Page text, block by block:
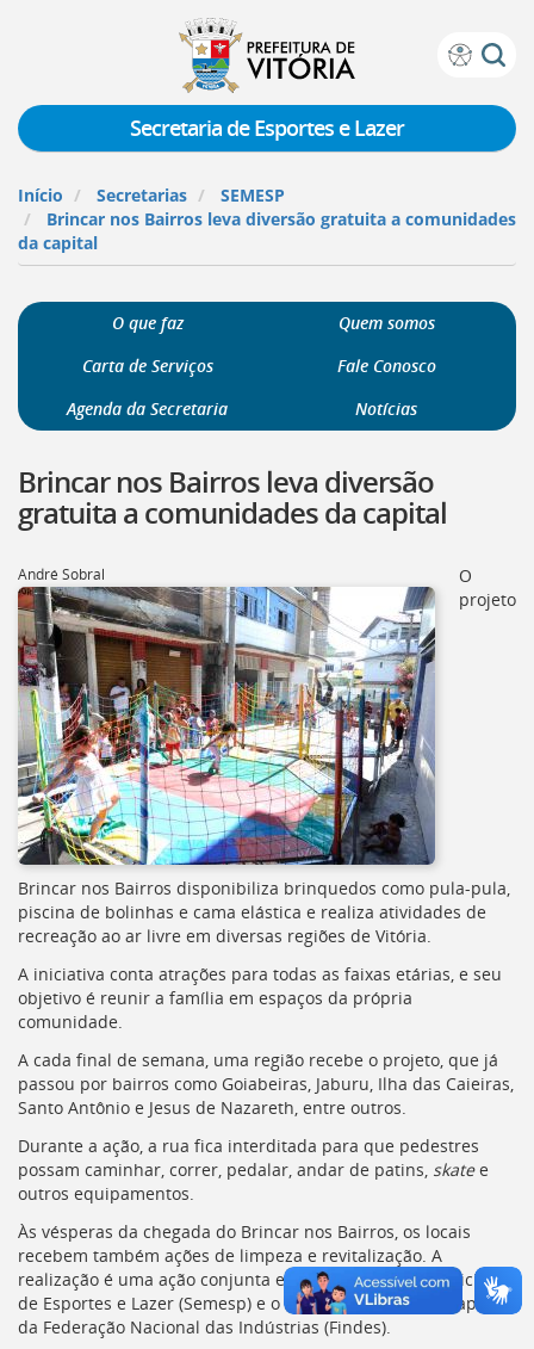
Prefeitura
Vitória
teclado:
para
a
página
de
acessibilidade
para
a
inicial
do
Portal
Ir
para
o
Portal
de
Serviços
[]
Ir
para
a
lista
de
secretarias
[]
Ir
para
página
de
legislação
Ir
para
a
listagem
de
notícias
Ir
para
o
conteúdo
desta
Secretaria de Esportes e Lazer
Início Secretarias
SEMESP
Brincar nos Bairros leva diversão gratuita a comunidades
da capital
O que faz
Quem somos
Carta de Serviços
Fale Conosco
Agenda da Secretaria
Notícias
Brincar nos Bairros leva diversão
gratuita a comunidades da capital
André Sobral
O
projeto
Brincar nos Bairros disponibiliza brinquedos como pula-pula,
piscina de bolinhas e cama elástica e realiza atividades de
recreação ao ar livre em diversas regiões de Vitória.
A iniciativa conta atrações para todas as faixas etárias, e seu
objetivo é reunir a família em espaços da própria
comunidade.
A cada final de semana, uma região recebe o projeto, que já
passou por bairros como Goiabeiras, Jaburu, Ilha das Caieiras,
Santo Antônio e Jesus de Nazareth, entre outros.
Durante a ação, a rua fica interditada para que pedestres
possam caminhar, correr, pedalar, andar de patins, skatee
outros equipamentos.
Às vésperas da chegada do Brincar nos Bairros, os locais
recebem também ações de limpeza e revitalização. A
realização é uma ação conjunta entre a Secretaria Municipal
de Esportes e Lazer (Semesp) e o Programa Terra, com apoio
da Federação Nacional das Indústrias (Findes).